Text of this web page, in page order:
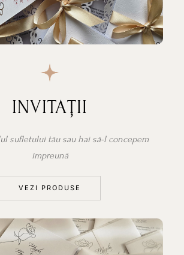
INVITAȚII
sufletului tău sau hai să-l concepem
împreună
VEZI PRODUSE